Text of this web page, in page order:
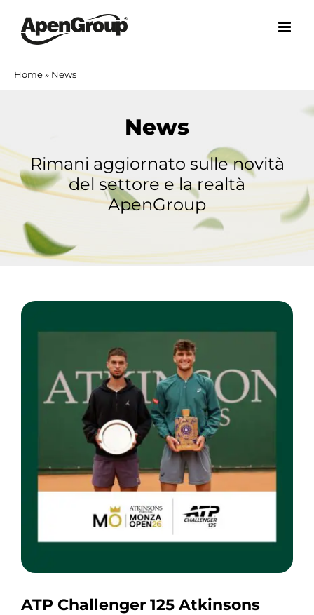
contenuto
Home» News
News
Rimani aggiornato sulle novità
del settore e la realtà
ApenGroup
ATP Challenger 125 Atkinsons